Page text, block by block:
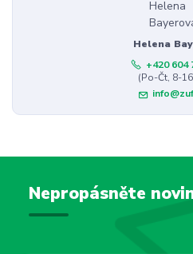
Helena
+420 604
(Po-Čt, 8-
Nepropásněte